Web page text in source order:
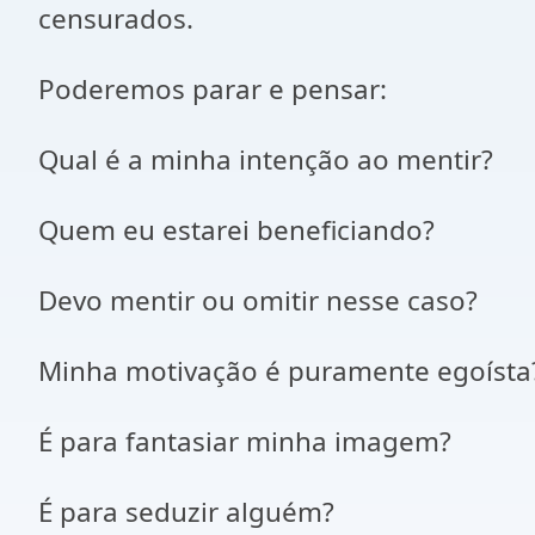
censurados.
Poderemos parar e pensar:
Qual é a minha intenção ao mentir?
Quem eu estarei beneficiando?
Devo mentir ou omitir nesse caso?
Minha motivação é puramente
É para fantasiar minha imagem?
É para seduzir alguém?